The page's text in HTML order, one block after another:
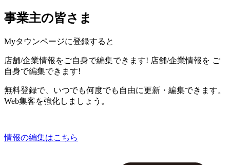
事業主の皆さま
Myタウンページに登録すると
店舗/企業情報をご自身で編集できます! 店舗/企業情報を ご
自身で編集できます!
無料登録で、いつでも何度でも自由に更新・編集できます。
Web集客を強化しましょう。
情報の編集はこちら